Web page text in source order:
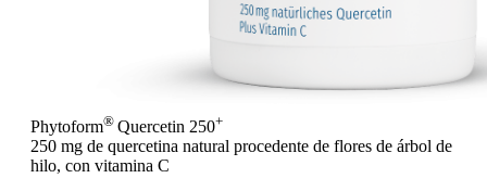
Phytoform® Quercetin 250+
250 mg de quercetina natural procedente de flores de árbol de
hilo, con vitamina C